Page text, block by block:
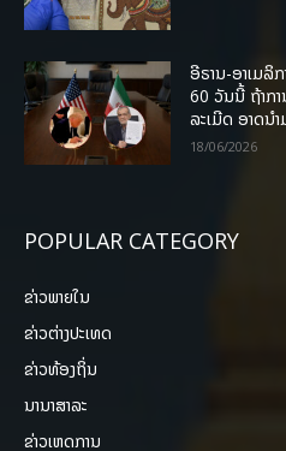
ອີຣານ-ອາເມລິ
60 ວັນນີ້ ຖ້າກາ
ລະເມີດ ອາດນໍ
18/06/2026
POPULAR CATEGORY
ຂ່າວພາຍ​ໃນ
ຂ່າວຕ່າງປະເທດ
ຂ່າວທ້ອງຖິ່ນ
ນານາສາລະ
ຂ່າວເຫດການ